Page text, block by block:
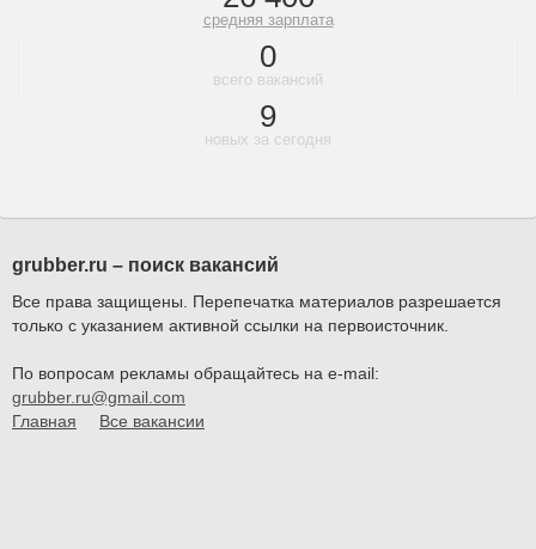
средняя зарплата
0
всего вакансий
9
новых за сегодня
grubber.ru – поиск вакансий
Все права защищены. Перепечатка материалов разрешается
только с указанием активной ссылки на первоисточник.
По вопросам рекламы обращайтесь на e-mail:
grubber.ru@gmail.com
Главная
Все вакансии